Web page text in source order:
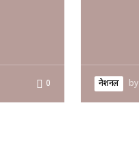
0 नेशनल by